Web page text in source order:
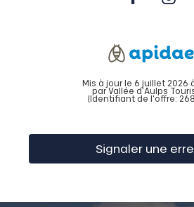
Mis à jour le 6 juillet 2026
par Vallée d'Aulps
(Identifiant de l'offre:
Signaler une